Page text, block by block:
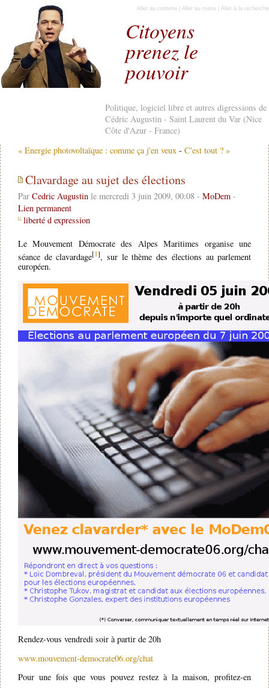
Citoyens
prenez le
pouvoir
Politique, logiciel libre et autres digressions de
Cédric Augustin - Saint Laurent du Var (Nice
Côte d'Azur - France)
Aller au contenu Aller au menu Aller à la recherche
« Energie photovoltaïque : comme ça j'en veux - C'est tout ? »
Clavardage au sujet des élections
Par Cedric Augustinle mercredi 3 juin 2009, 00:08 - MoDem-
Lien permanent
liberté d expression
Le Mouvement Démocrate des Alpes Maritimes organise une
séance de clavardage[1], sur le thème des élections au parlement
européen.
Rendez-vous vendredi soir à partir de 20h
www.mouvement-democrate06.org/chat
Pour une fois que vous pouvez restez à la maison, profitez-en